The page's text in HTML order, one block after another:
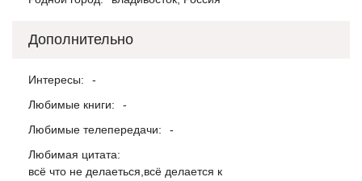
Дополнительно
Интересы:
-
Любимые книги:
-
Любимые телепередачи:
-
Любимая цитата:
всё что не делаеться,всё делается к